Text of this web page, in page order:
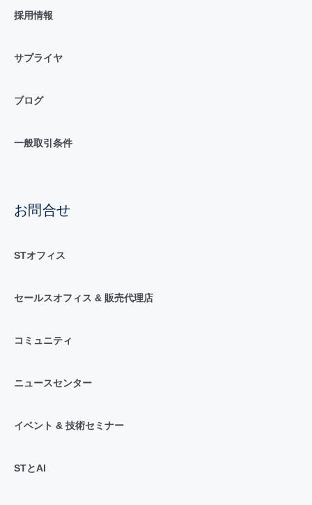
採用情報
サプライヤ
ブログ
一般取引条件
お問合せ
STオフィス
セールスオフィス & 販売代理店
コミュニティ
ニュースセンター
イベント & 技術セミナー
STとAI